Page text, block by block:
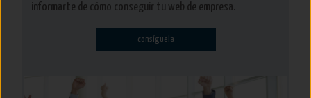
informarte de cómo conseguir tu web de empresa.
consíguela